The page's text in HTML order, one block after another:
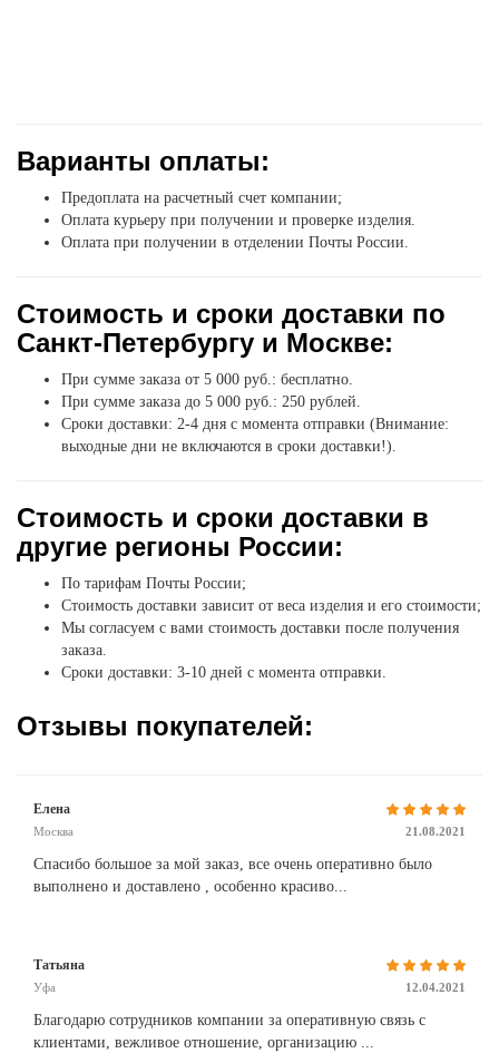
Варианты оплаты:
Предоплата на расчетный счет компании;
Оплата курьеру при получении и проверке изделия.
Оплата при получении в отделении Почты России.
Стоимость и сроки доставки по
Санкт-Петербургу и Москве:
При сумме заказа от 5 000 руб.: бесплатно.
При сумме заказа до 5 000 руб.: 250 рублей.
Сроки доставки: 2-4 дня с момента отправки (Внимание:
выходные дни не включаются в сроки доставки!).
Стоимость и сроки доставки в
другие регионы России:
По тарифам Почты России;
Стоимость доставки зависит от веса изделия и его стоимости;
Мы согласуем с вами стоимость доставки после получения
заказа.
Сроки доставки: 3-10 дней с момента отправки.
Отзывы покупателей:
Елена
Москва 21.08.2021
Спасибо большое за мой заказ, все очень оперативно было
выполнено и доставлено , особенно красиво...
Татьяна
Уфа 12.04.2021
Благодарю сотрудников компании за оперативную связь с
клиентами, вежливое отношение, организацию ...